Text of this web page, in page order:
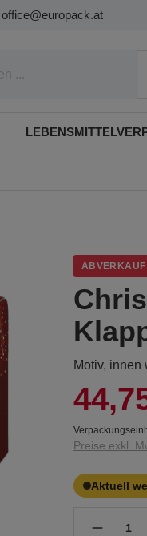
office@europack.at
ABVERKAUF
Motiv, innen
Preise exkl.
Aktuell